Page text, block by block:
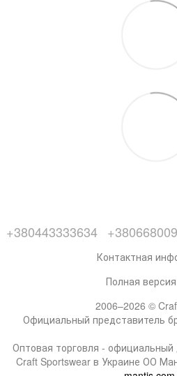
+380443333634
Контактная
Полная
2006–2026 ©
Официальный представитель
Оптовая торговля -
Craft Sportswear в Украине ОО